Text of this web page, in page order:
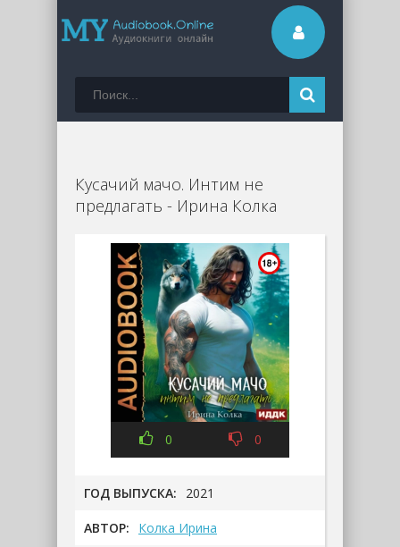
Кусачий мачо. Интим не
предлагать - Ирина Колка
0 0
ГОД ВЫПУСКА: 2021
АВТОР: Колка Ирина